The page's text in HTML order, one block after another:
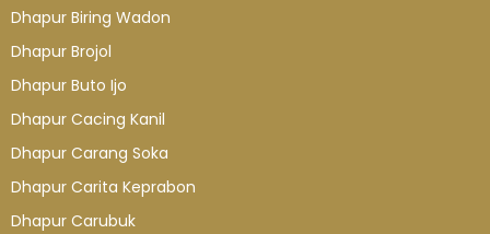
Dhapur Biring Wadon
Dhapur Brojol
Dhapur Buto Ijo
Dhapur Cacing Kanil
Dhapur Carang Soka
Dhapur Carita Keprabon
Dhapur Carubuk